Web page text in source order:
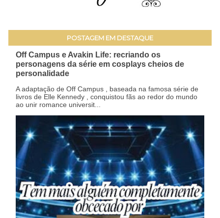
POSTAGEM EM DESTAQUE
Off Campus e Avakin Life: recriando os
personagens da série em cosplays cheios de
personalidade
A adaptação de Off Campus , baseada na famosa série de
livros de Elle Kennedy , conquistou fãs ao redor do mundo
ao unir romance universit...